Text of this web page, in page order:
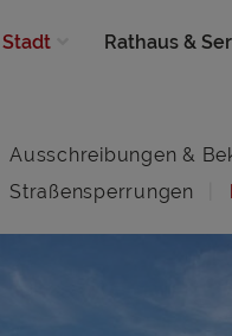
Stadt Rathaus &
Ausschreibungen &
Straßensperrungen